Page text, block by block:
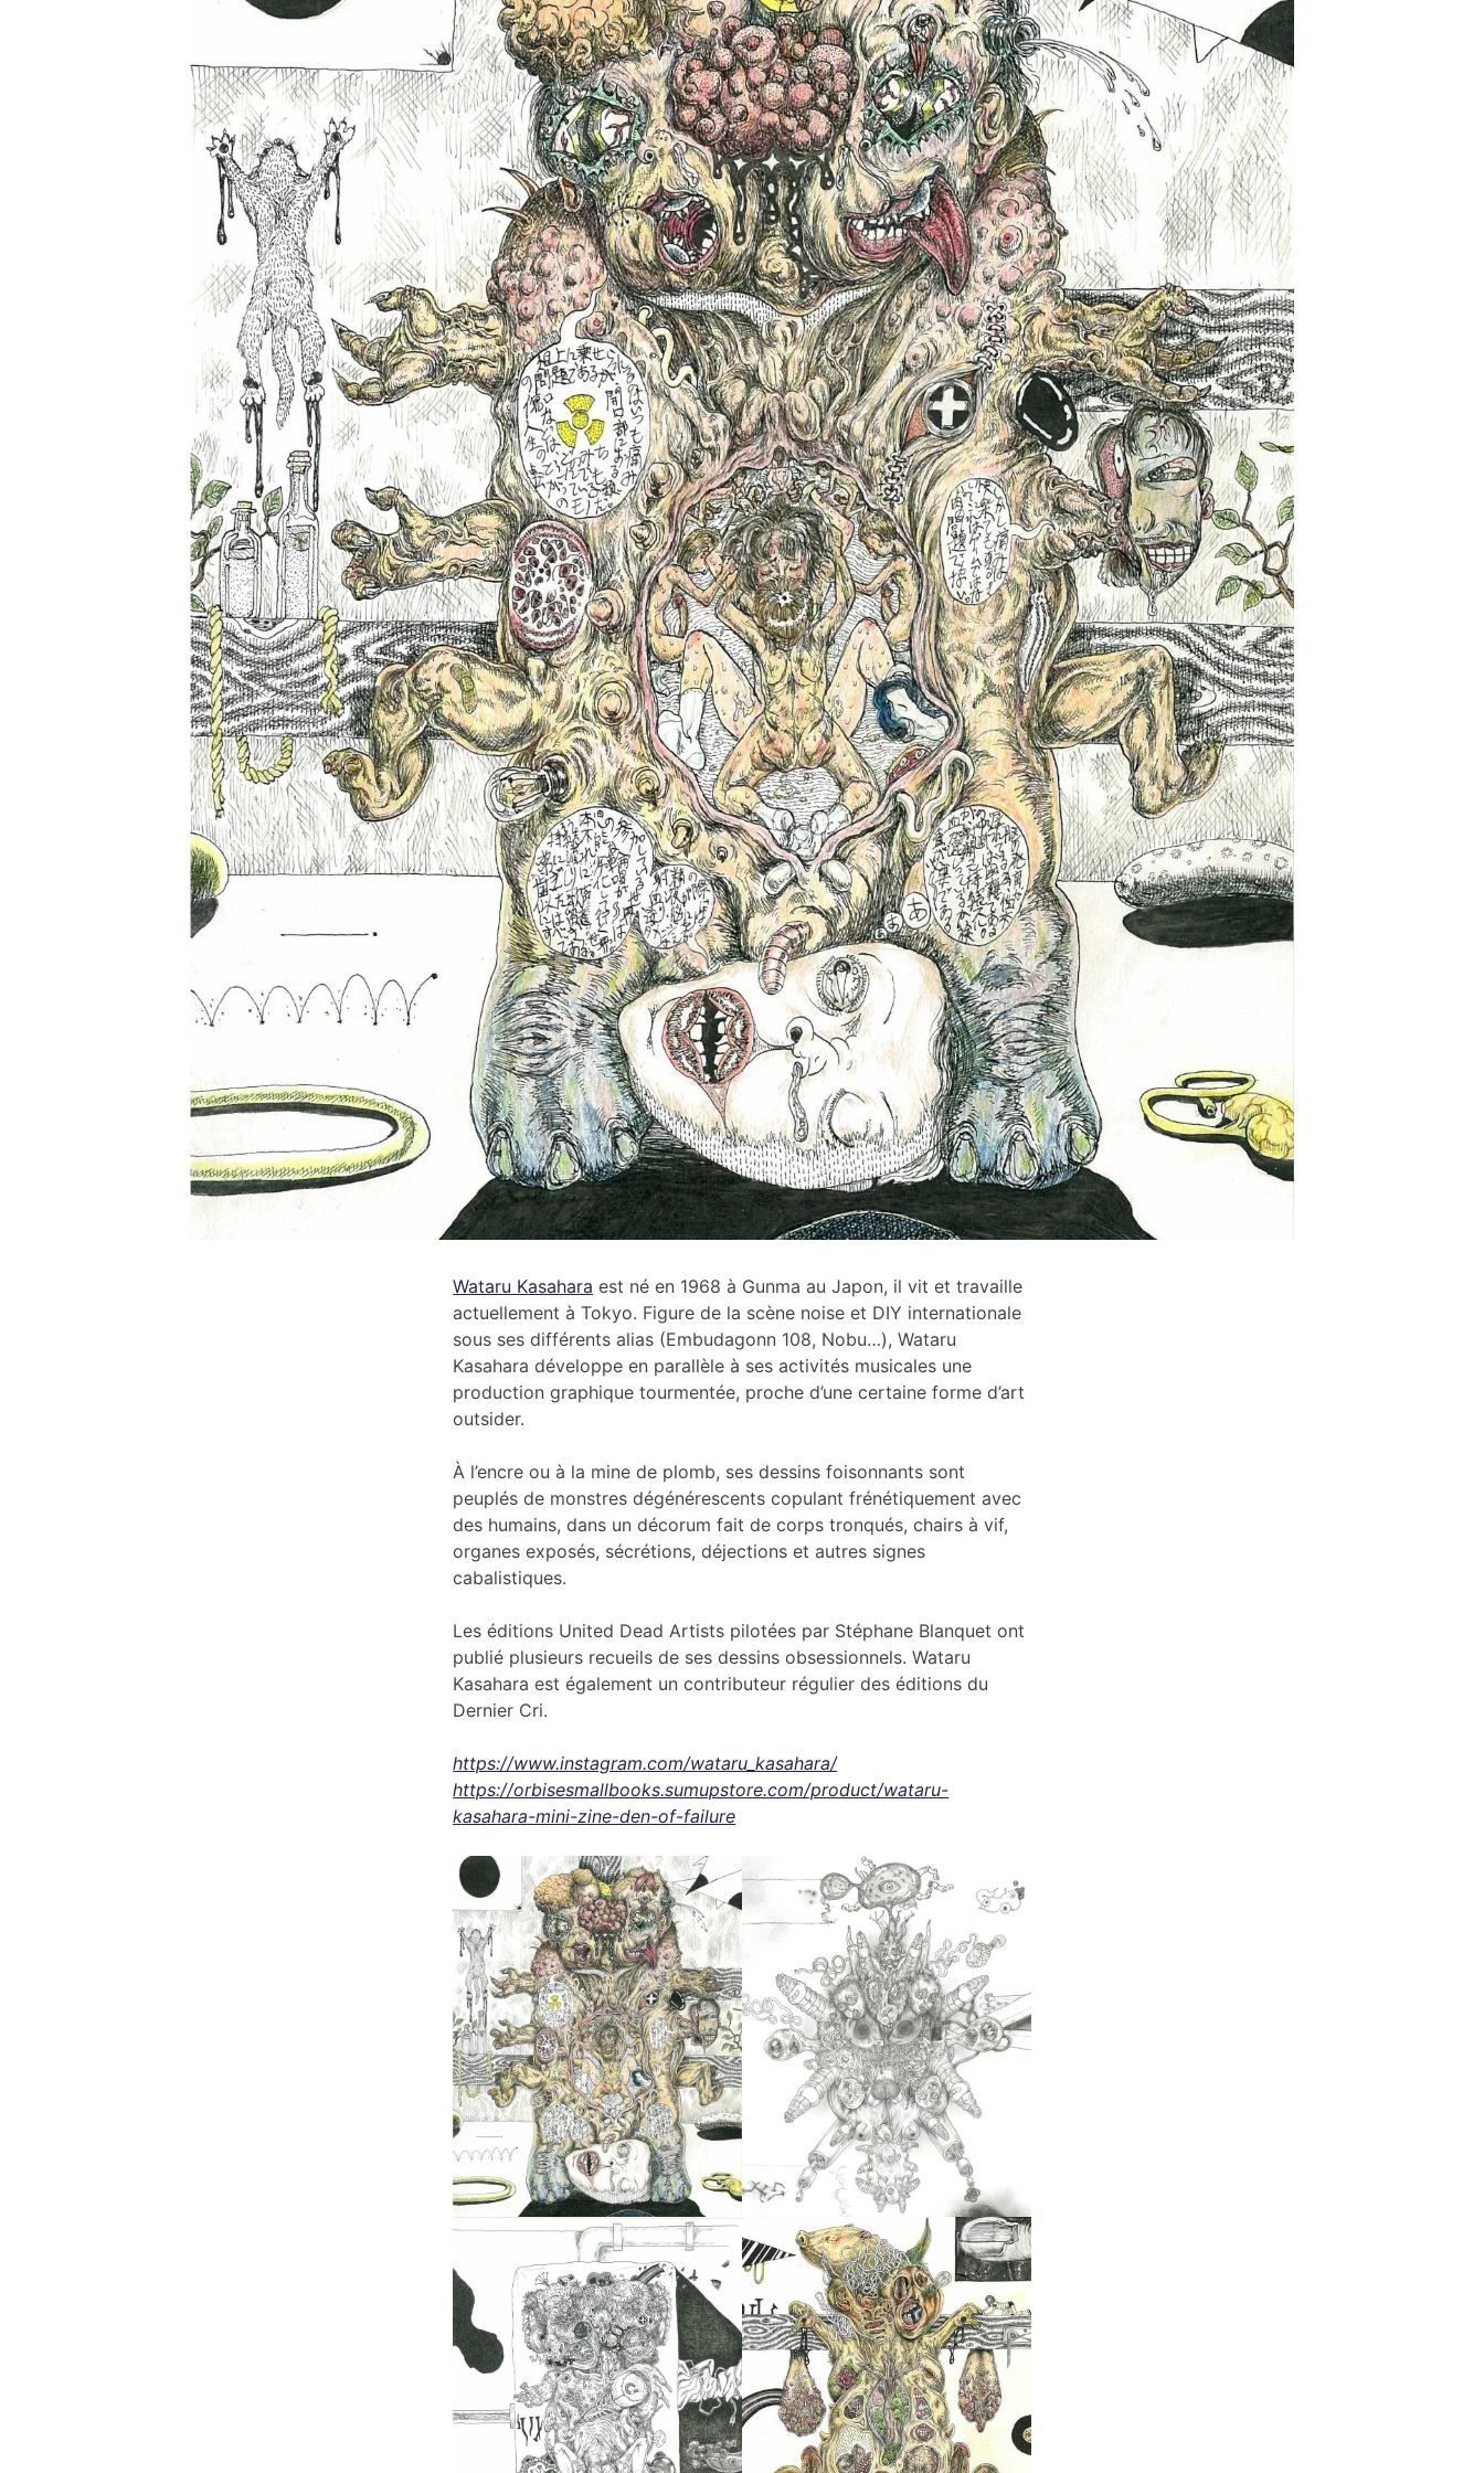
Wataru Kasahara est né en 1968 à Gunma au Japon, il vit et travaille
actuellement à Tokyo. Figure de la scène noise et DIY internationale
sous ses différents alias (Embudagonn 108, Nobu…), Wataru
Kasahara développe en parallèle à ses activités musicales une
production graphique tourmentée, proche d’une certaine forme d’art
outsider.
À l’encre ou à la mine de plomb, ses dessins foisonnants sont
peuplés de monstres dégénérescents copulant frénétiquement avec
des humains, dans un décorum fait de corps tronqués, chairs à vif,
organes exposés, sécrétions, déjections et autres signes
cabalistiques.
Les éditions United Dead Artists pilotées par Stéphane Blanquet ont
publié plusieurs recueils de ses dessins obsessionnels. Wataru
Kasahara est également un contributeur régulier des éditions du
Dernier Cri.
https://www.instagram.com/wataru_kasahara/
https://orbisesmallbooks.sumupstore.com/product/wataru-
kasahara-mini-zine-den-of-failure